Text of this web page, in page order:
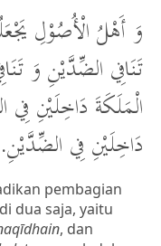
وَ أَهْلُ الْأُصُوْلِ
تَنَافِي الضِّدَّيْنِ وَ
الْمَلَكَةَ دَاخِلَيْنِ فِي
دَاخِلَيْنِ فِي الضِّدَّيْنِ.
pembagian
dua saja, yaitu
, dan